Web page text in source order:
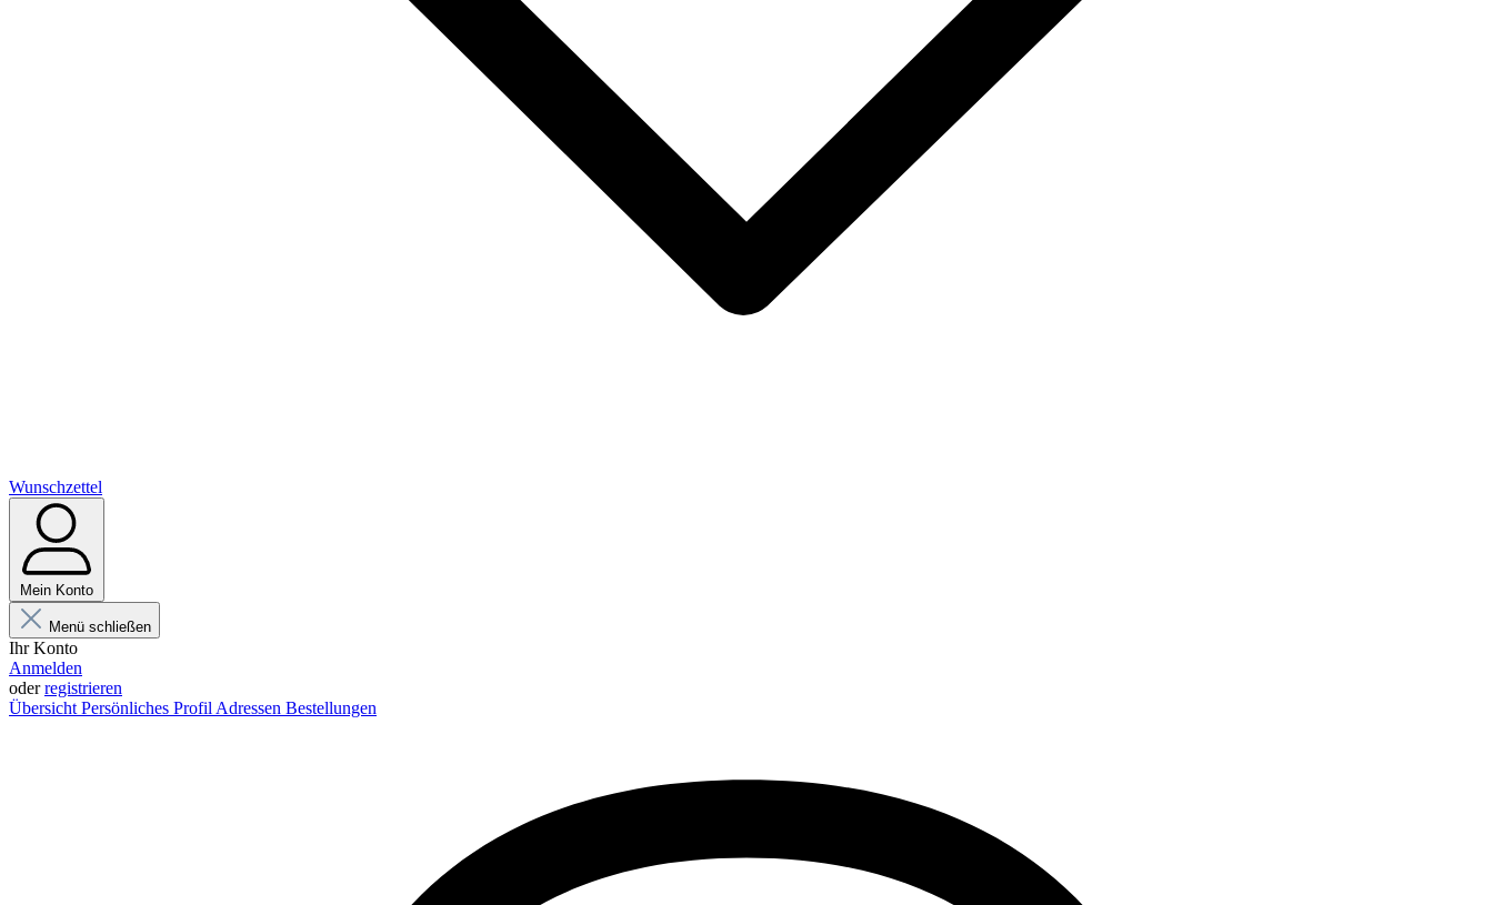
Wunschzettel
Mein Konto
Menü schließen
Ihr Konto
Anmelden
oderregistrieren
Übersicht Persönliches Profil Adressen Bestellungen